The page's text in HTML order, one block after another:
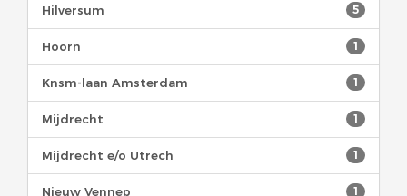
5
Hilversum
1
Hoorn
1
Knsm-laan Amsterdam
1
Mijdrecht
1
Mijdrecht e/o Utrech
1
Nieuw Vennep